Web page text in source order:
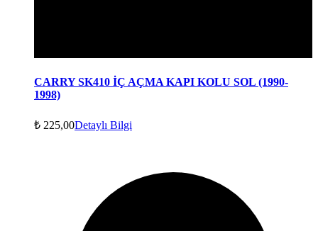
CARRY SK410 İÇ AÇMA KAPI KOLU SOL (1990-
1998)
₺ 225,00Detaylı Bilgi